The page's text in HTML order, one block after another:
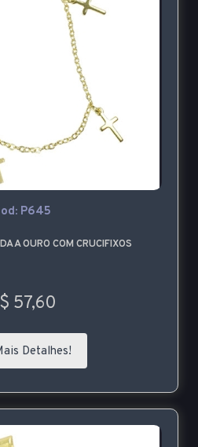
P645
A OURO COM CRUCIFIXOS
57,60
Detalhes!